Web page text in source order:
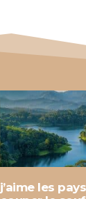
j’aime les